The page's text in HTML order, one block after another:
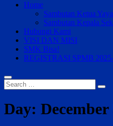
Home
Sambutan Ketua
Sambutan Kepala
Hubungi Kami
VISI DAN MISI
SMK Bisa!
REGISTRASI SPMB
Search
…
Day: December